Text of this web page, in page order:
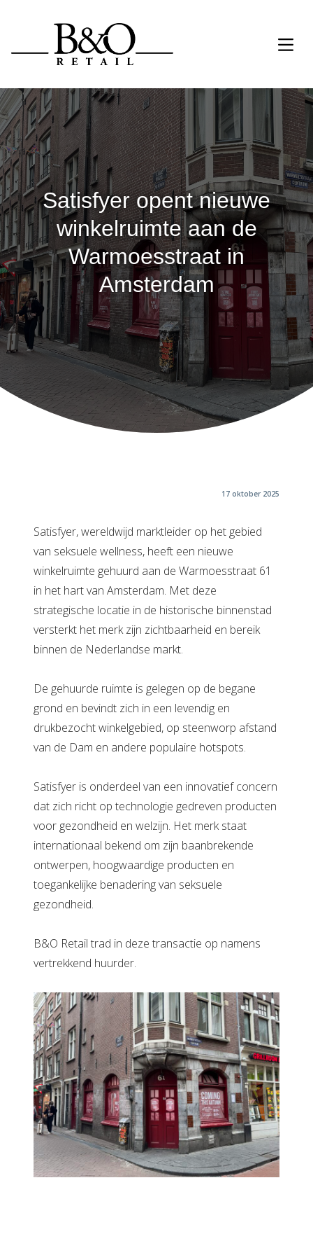
Satisfyer opent nieuwe
winkelruimte aan de
Warmoesstraat in
Amsterdam
17 oktober 2025
Satisfyer, wereldwijd marktleider op het gebied
van seksuele wellness, heeft een nieuwe
winkelruimte gehuurd aan de Warmoesstraat 61
in het hart van Amsterdam. Met deze
strategische locatie in de historische binnenstad
versterkt het merk zijn zichtbaarheid en bereik
binnen de Nederlandse markt.
De gehuurde ruimte is gelegen op de begane
grond en bevindt zich in een levendig en
drukbezocht winkelgebied, op steenworp afstand
van de Dam en andere populaire hotspots.
Satisfyer is onderdeel van een innovatief concern
dat zich richt op technologie gedreven producten
voor gezondheid en welzijn. Het merk staat
internationaal bekend om zijn baanbrekende
ontwerpen, hoogwaardige producten en
toegankelijke benadering van seksuele
gezondheid.
B&O Retail trad in deze transactie op namens
vertrekkend huurder.